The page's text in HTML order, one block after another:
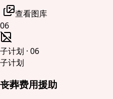
查看图库
06
子计划 · 06
子计划
丧葬费用援助